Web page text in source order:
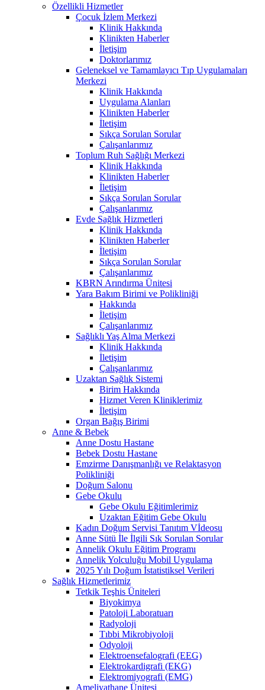
Özellikli Hizmetler
Çocuk İzlem Merkezi
Klinik Hakkında
Klinikten Haberler
İletişim
Doktorlarımız
Geleneksel ve Tamamlayıcı Tıp Uygulamaları
Merkezi
Klinik Hakkında
Uygulama Alanları
Klinikten Haberler
İletişim
Sıkça Sorulan Sorular
Çalışanlarımız
Toplum Ruh Sağlığı Merkezi
Klinik Hakkında
Klinikten Haberler
İletişim
Sıkça Sorulan Sorular
Çalışanlarımız
Evde Sağlık Hizmetleri
Klinik Hakkında
Klinikten Haberler
İletişim
Sıkça Sorulan Sorular
Çalışanlarımız
KBRN Arındırma Ünitesi
Yara Bakım Birimi ve Polikliniği
Hakkında
İletişim
Çalışanlarımız
Sağlıklı Yaş Alma Merkezi
Klinik Hakkında
İletişim
Çalışanlarımız
Uzaktan Sağlık Sistemi
Birim Hakkında
Hizmet Veren Kliniklerimiz
İletişim
Organ Bağış Birimi
Anne & Bebek
Anne Dostu Hastane
Bebek Dostu Hastane
Emzirme Danışmanlığı ve Relaktasyon
Polikliniği
Doğum Salonu
Gebe Okulu
Gebe Okulu Eğitimlerimiz
Uzaktan Eğitim Gebe Okulu
Kadın Doğum Servisi Tanıtım Vİdeosu
Anne Sütü İle İlgili Sık Sorulan Sorular
Annelik Okulu Eğitim Programı
Annelik Yolculuğu Mobil Uygulama
2025 Yılı Doğum İstatistiksel Verileri
Sağlık Hizmetlerimiz
Tetkik Teşhis Üniteleri
Biyokimya
Patoloji Laboratuarı
Radyoloji
Tıbbi Mikrobiyoloji
Odyoloji
Elektroensefalografi (EEG)
Elektrokardigrafi (EKG)
Elektromiyografi (EMG)
Ameliyathane Ünitesi